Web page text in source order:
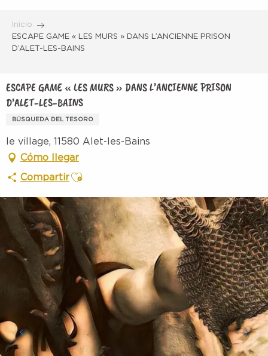
contenu
principal
Inicio
ESCAPE GAME « LES MURS » DANS L’ANCIENNE PRISON
D’ALET-LES-BAINS
ESCAPE GAME « LES MURS » DANS L’ANCIENNE PRISON
D’ALET-LES-BAINS
BÚSQUEDA DEL TESORO
le village, 11580 Alet-les-Bains
Cómo llegar
CompartirAjouter aux favoris